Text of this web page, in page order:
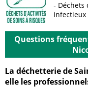
Déchets
infectieux
Questions
La déchetterie de
elle les